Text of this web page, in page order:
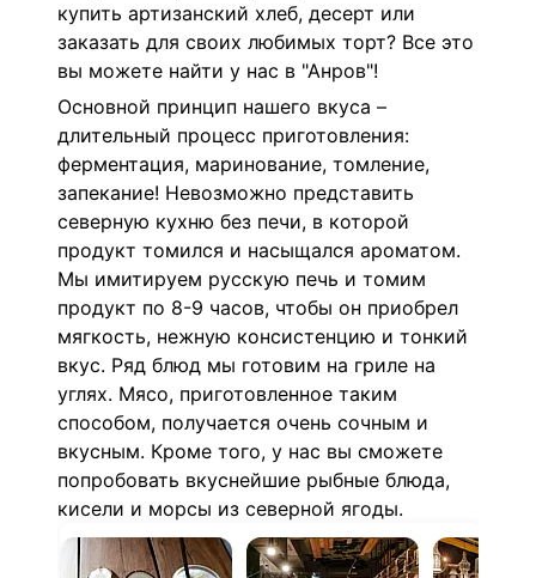
купить артизанский хлеб, десерт или
заказать для своих любимых торт? Все это
вы можете найти у нас в "Анров"!
Основной принцип нашего вкуса –
длительный процесс приготовления:
ферментация, маринование, томление,
запекание! Невозможно представить
северную кухню без печи, в которой
продукт томился и насыщался ароматом.
Мы имитируем русскую печь и томим
продукт по 8-9 часов, чтобы он приобрел
мягкость, нежную консистенцию и тонкий
вкус. Ряд блюд мы готовим на гриле на
углях. Мясо, приготовленное таким
способом, получается очень сочным и
вкусным. Кроме того, у нас вы сможете
попробовать вкуснейшие рыбные блюда,
кисели и морсы из северной ягоды.